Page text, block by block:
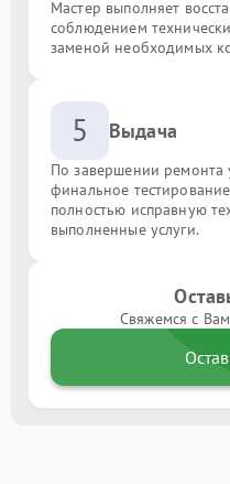
Мастер выполняет
соблюдением
заменой необходимых
5 Выдача
По завершении ремонта
финальное
полностью исправную
выполненные услуги.
Свяжемся с